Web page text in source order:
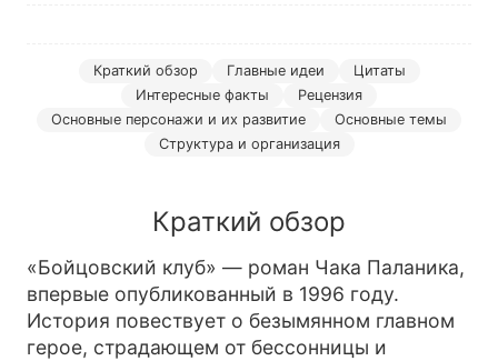
Краткий обзор Главные идеи
Цитаты
Интересные факты
Рецензия
Основные персонажи и их развитие
Основные темы
Структура и организация
Краткий обзор
«Бойцовский клуб» — роман Чака Паланика,
впервые опубликованный в 1996 году.
История повествует о безымянном главном
герое, страдающем от бессонницы и